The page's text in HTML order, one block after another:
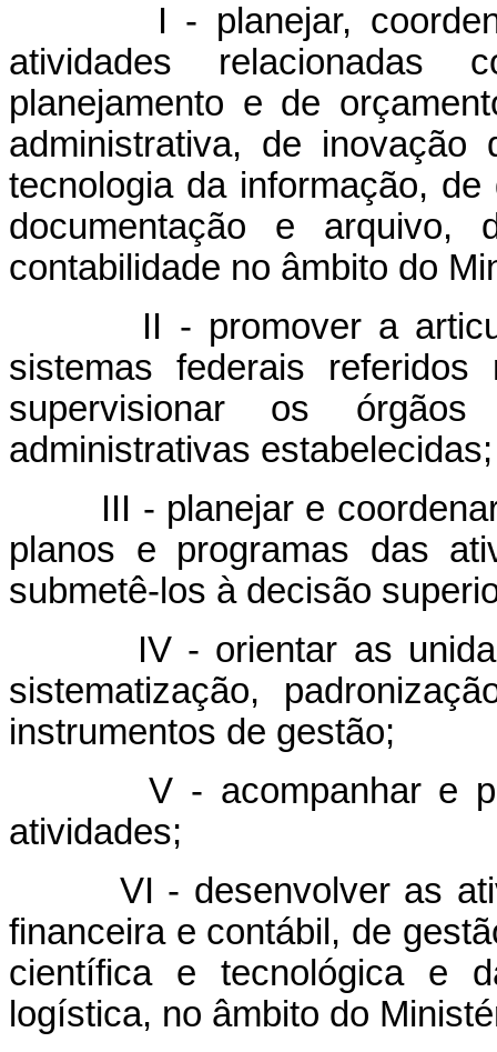
I - planejar, coordenar
atividades
planejamento e de
administrativa, de
tecnologia da informação,
documentação e arquivo,
contabilidade no âmbito do
II - promover a
sistemas federais
supervisionar os
administrativas estabelecidas;
III - planejar e coordenar
planos e programas das
submetê-los à decisão
IV - orientar as
sistematização,
instrumentos de gestão;
V - acompanhar e
atividades;
VI - desenvolver as
financeira e contábil, de
científica e tecnológica e
logística, no âmbito do